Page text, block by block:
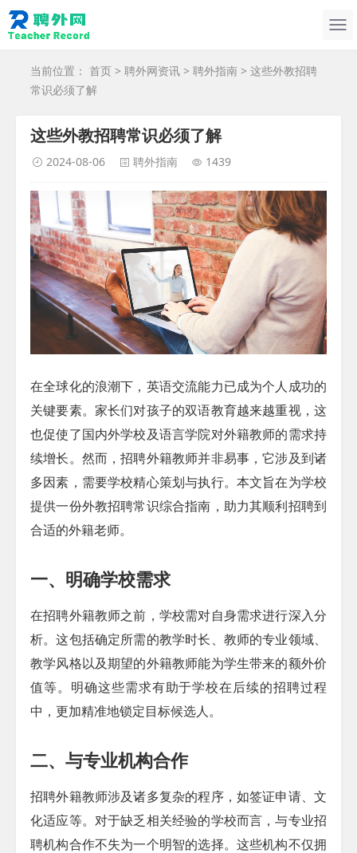
当前位置： 首页 > 聘外网资讯 > 聘外指南 > 这些外教招聘
常识必须了解
这些外教招聘常识必须了解
2024-08-06 聘外指南 1439
在全球化的浪潮下，英语交流能力已成为个人成功的
关键要素。家长们对孩子的双语教育越来越重视，这
也促使了国内外学校及语言学院对外籍教师的需求持
续增长。然而，招聘外籍教师并非易事，它涉及到诸
多因素，需要学校精心策划与执行。本文旨在为学校
提供一份外教招聘常识综合指南，助力其顺利招聘到
合适的外籍老师。
一、明确学校需求
在招聘外籍教师之前，学校需对自身需求进行深入分
析。这包括确定所需的教学时长、教师的专业领域、
教学风格以及期望的外籍教师能为学生带来的额外价
值等。明确这些需求有助于学校在后续的招聘过程
中，更加精准地锁定目标候选人。
二、与专业机构合作
招聘外籍教师涉及诸多复杂的程序，如签证申请、文
化适应等。对于缺乏相关经验的学校而言，与专业招
聘机构合作不失为一个明智的选择。这些机构不仅拥